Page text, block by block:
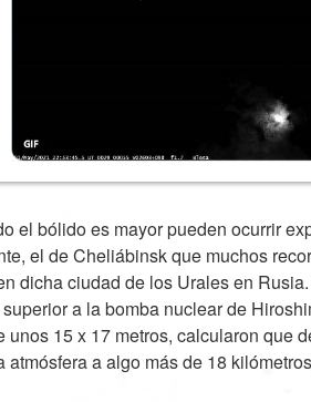
el bólido es mayor pueden ocurrir
el de Cheliábinsk que muchos
dicha ciudad de los Urales en
a la bomba nuclear de
unos 15 x 17 metros, calcularon que
atmósfera a algo más de 18